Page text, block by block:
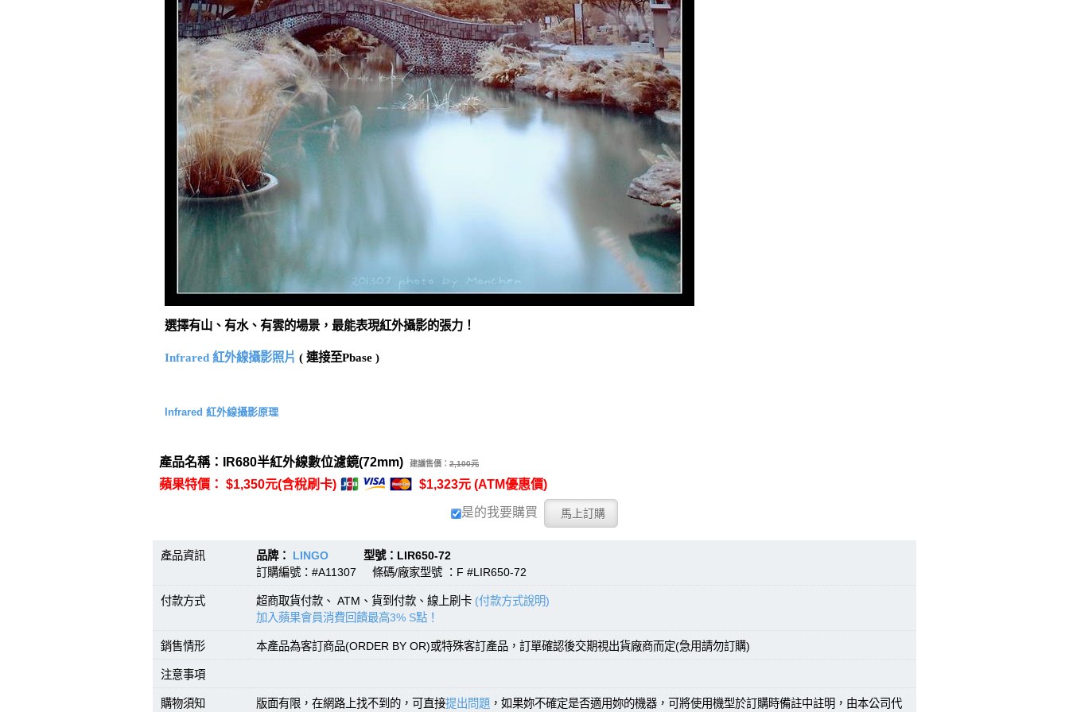
選擇有山、有水、有雲的場景，最能表現紅外攝影的張力！
Infrared 紅外線攝影照片 ( 連接至Pbase )
Infrared 紅外線攝影原理
產品名稱：IR680半紅外線數位濾鏡(72mm) 建議售價： 2,100元
蘋果特價： $1,350元(含稅刷卡) $1,323元 (ATM優惠價)
是的我要購買
產品資訊 品牌： LINGO 型號：LIR650-72
訂購編號：#A11307 條碼/廠家型號 ：F #LIR650-72
付款方式 超商取貨付款、 ATM、貨到付款、線上刷卡 (付款方式說明)
加入蘋果會員消費回饋最高3% S點！
銷售情形 本產品為客訂商品(ORDER BY OR)或特殊客訂產品，訂單確認後交期視出貨廠商而定(急用請勿訂購)
注意事項
購物須知 版面有限，在網路上找不到的，可直接提出問題 ，如果妳不確定是否適用妳的機器，可將使用機型於訂購時備註中註明，由本公司代